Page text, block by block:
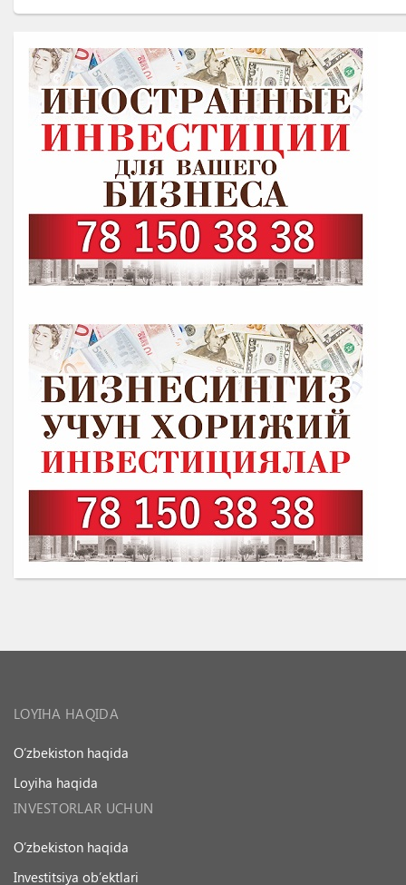
LOYIHA HAQIDA
O’zbekiston haqida
Loyiha haqida
INVESTORLAR UCHUN
O’zbekiston haqida
Investitsiya ob’ektlari